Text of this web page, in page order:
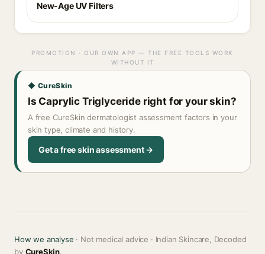
New-Age UV Filters
PROMOTION · OUR OWN APP — THE FREE TOOLS WORK
WITHOUT IT
◆ CureSkin
Is Caprylic Triglyceride right for your skin?
A free CureSkin dermatologist assessment factors in your
skin type, climate and history.
Get a free skin assessment →
How we analyse · Not medical advice · Indian Skincare, Decoded
by CureSkin.